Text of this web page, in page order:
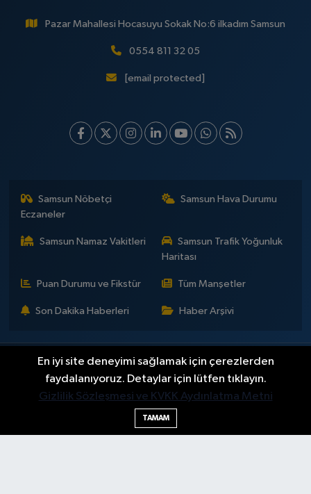
Pazar Mahallesi Hocasuyu Sokak No:6 ilkadım Samsun
0554 811 32 05
[email protected]
Samsun Nöbetçi
Eczaneler
Samsun Hava Durumu
Samsun Namaz Vakitleri
Samsun Trafik Yoğunluk
Haritası
Puan Durumu ve Fikstür Tüm Manşetler
Son Dakika Haberleri Haber Arşivi
İLETİŞİM KÜNYE
Gizlilik Sözleşmesi
Yayın Politikaları ve Kullanım Şartları
Yayın İlkeleri
Hakkımızda
Okan Çakır kimdir?
BİLİM DÜNYA EĞİTİM EKONOMİ
GENEL
SAMSUNSPOR KÜLTÜR - SANAT
SAMSUN HABER
En iyi site deneyimi sağlamak için çerezlerden
faydalanıyoruz. Detaylar için lütfen tıklayın.
Gizlilik Sözleşmesi ve KVKK Aydınlatma Metni
TAMAM